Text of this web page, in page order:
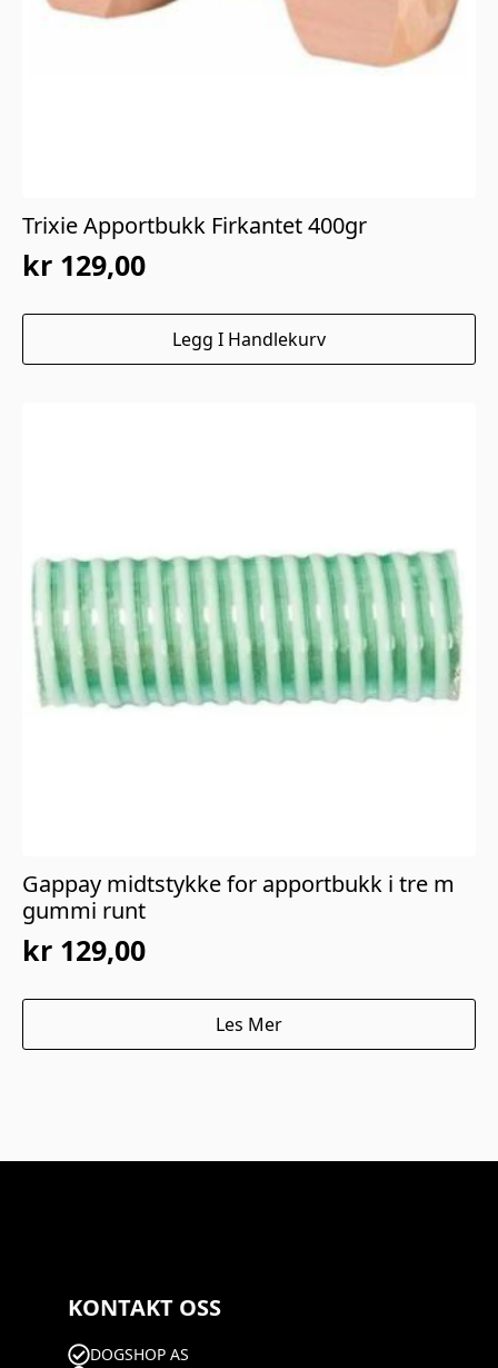
Trixie Apportbukk Firkantet 400gr
kr 129,00
Legg I Handlekurv
Gappay midtstykke for apportbukk i tre m
gummi runt
kr 129,00
Les Mer
KONTAKT OSS
DOGSHOP AS